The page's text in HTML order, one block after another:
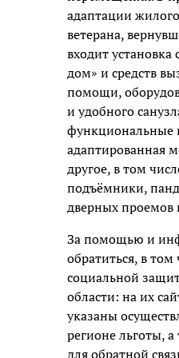
адаптации
ветерана,
входит
дом» и средств
помощи,
и удобного
функциональные
адаптированная
другое, в том
подъёмники,
дверных проемов
За помощью и
обратиться, в
социальной
области: на их
указаны
регионе льготы,
для обратной